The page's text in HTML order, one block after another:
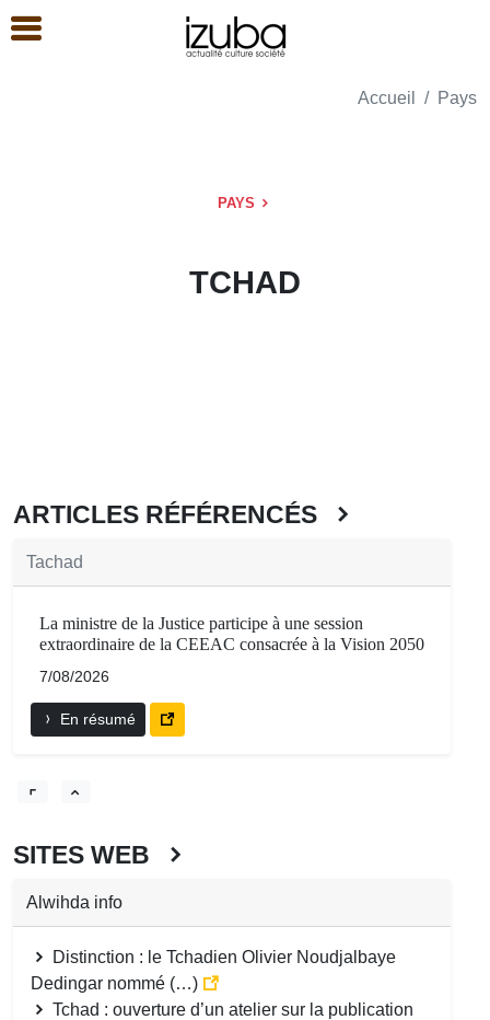
Accueil Pays
PAYS
TCHAD
ARTICLES RÉFÉRENCÉS
Tachad
La ministre de la Justice participe à une session
extraordinaire de la CEEAC consacrée à la Vision 2050
7/08/2026
En résumé
SITES WEB
Alwihda info
Distinction : le Tchadien Olivier Noudjalbaye
Dedingar nommé (…)
Tchad : ouverture d’un atelier sur la publication